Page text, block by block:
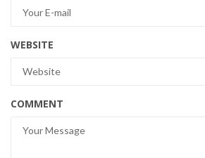
WEBSITE
COMMENT